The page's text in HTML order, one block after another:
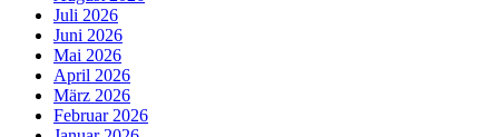
Juli 2026
Juni 2026
Mai 2026
April 2026
März 2026
Februar 2026